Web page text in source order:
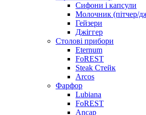
Сифони і капсули
Молочник (пітчер/
Гейзери
Джіггер
Столові прибори
Eternum
FoREST
Steak Стейк
Arcos
Фарфор
Lubiana
FoREST
Ancap